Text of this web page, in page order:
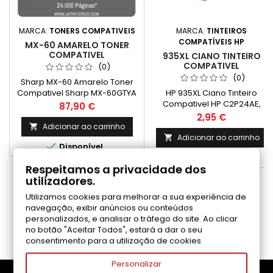
MARCA: TONERS COMPATIVEIS
MX-60 AMARELO TONER
COMPATIVEL
(0)
Sharp MX-60 Amarelo Toner
Compativel Sharp MX-60GTYA
Capacidade: 24.000 Páginas*
Preço
87,90 €
 Adicionar ao carrinho
Disponível
MARCA: TINTEIROS
COMPATÍVEIS HP
935XL CIANO TINTEIRO
COMPATIVEL
(0)
HP 935XL Ciano Tinteiro
Compativel HP C2P24AE,
C2P20AE Capacidade: 825
Pág.
Preço
2,95 €
 Adicionar ao carrinho
COMENTÁRIOS (0)
Seja o primeiro a fazer uma avaliação
Respeitamos a privacidade dos
utilizadores.
Utilizamos cookies para melhorar a sua experiência de
navegação, exibir anúncios ou conteúdos
personalizados, e analisar o tráfego do site. Ao clicar
no botão "Aceitar Todos", estará a dar o seu
consentimento para a utilização de cookies.
Personalizar